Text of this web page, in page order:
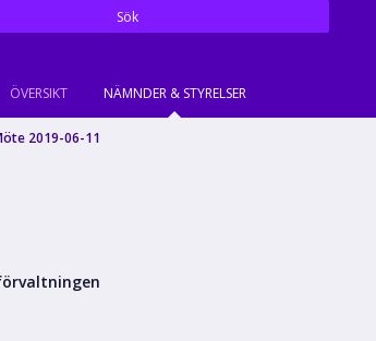
ÖVERSIKT NÄMNDER & STYRELSER
2019-06-11